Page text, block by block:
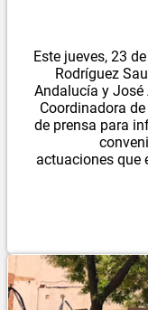
Este jueves, 23
Rodríguez
Andalucía y
Coordinadora
de prensa para
actuaciones